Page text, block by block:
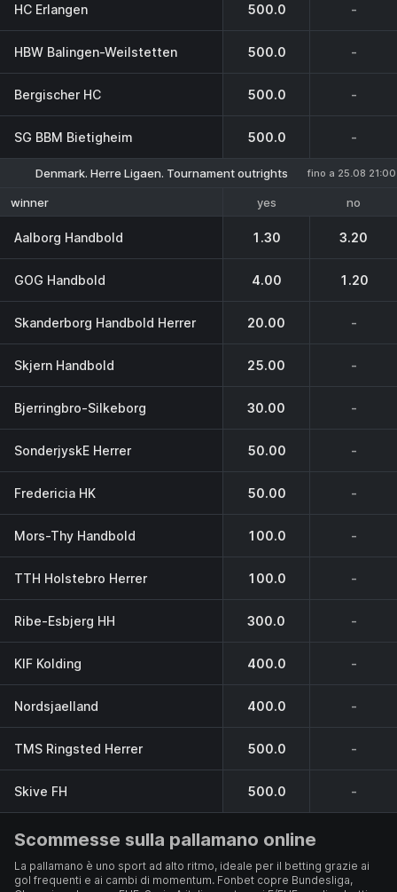
HC Erlangen 500.0 -
HBW Balingen-Weilstetten 500.0 -
Bergischer HC 500.0 -
SG BBM Bietigheim 500.0 -
Denmark. Herre Ligaen. Tournament outrights fino a 25.08 21:00
winner yes no
Aalborg Handbold 1.30 3.20
GOG Handbold 4.00 1.20
Skanderborg Handbold Herrer 20.00 -
Skjern Handbold 25.00 -
Bjerringbro-Silkeborg 30.00 -
SonderjyskE Herrer 50.00 -
Fredericia HK 50.00 -
Mors-Thy Handbold 100.0 -
TTH Holstebro Herrer 100.0 -
Ribe-Esbjerg HH 300.0 -
KIF Kolding 400.0 -
Nordsjaelland 400.0 -
TMS Ringsted Herrer 500.0 -
Skive FH 500.0 -
Scommesse sulla pallamano online
La pallamano è uno sport ad alto ritmo, ideale per il betting grazie ai
gol frequenti e ai cambi di momentum. Fonbet copre Bundesliga,